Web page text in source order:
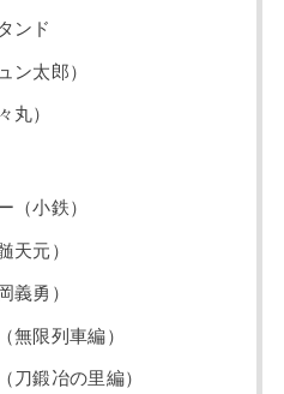
ンド
ン太郎）
丸）
（小鉄）
天元）
義勇）
無限列車編）
刀鍛冶の里編）